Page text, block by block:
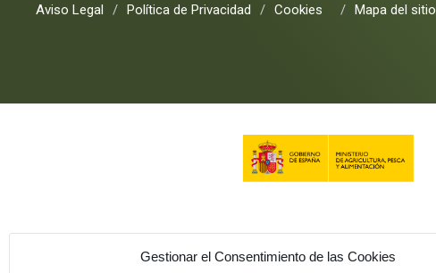
Gestionar el Consentimiento de las Cookies
Aviso Legal / Política de Privacidad / Cookies / Mapa del sitio